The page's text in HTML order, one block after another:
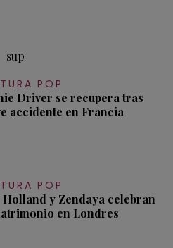
sup
POP
Driver se recupera tras
accidente en Francia
POP
Holland y Zendaya celebran
en Londres